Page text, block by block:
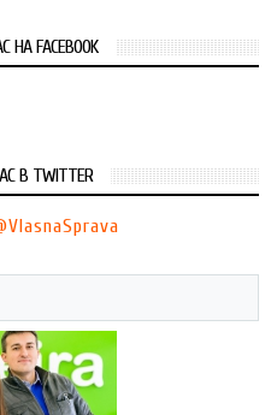
НА FACEBOOK
В TWITTER